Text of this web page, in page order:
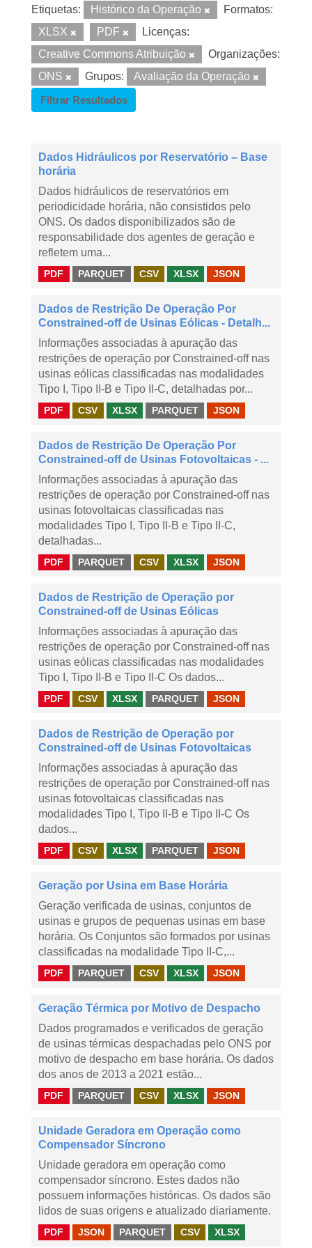
Etiquetas: Histórico da Operação
Formatos:
XLSX
PDF
Licenças:
Creative Commons Atribuição
Organizações:
ONS
Grupos:
Avaliação da Operação
Filtrar Resultados
Dados Hidráulicos por Reservatório – Base
horária
Dados hidráulicos de reservatórios em
periodicidade horária, não consistidos pelo
ONS. Os dados disponibilizados são de
responsabilidade dos agentes de geração e
refletem uma...
PDF PARQUET CSV XLSX JSON
Dados de Restrição De Operação Por
Constrained-off de Usinas Eólicas - Detalh...
Informações associadas à apuração das
restrições de operação por Constrained-off nas
usinas eólicas classificadas nas modalidades
Tipo I, Tipo II-B e Tipo II-C, detalhadas por...
PDF CSV XLSX PARQUET JSON
Dados de Restrição De Operação Por
Constrained-off de Usinas Fotovoltaicas - ...
Informações associadas à apuração das
restrições de operação por Constrained-off nas
usinas fotovoltaicas classificadas nas
modalidades Tipo I, Tipo II-B e Tipo II-C,
detalhadas...
PDF PARQUET CSV XLSX JSON
Dados de Restrição de Operação por
Constrained-off de Usinas Eólicas
Informações associadas à apuração das
restrições de operação por Constrained-off nas
usinas eólicas classificadas nas modalidades
Tipo I, Tipo II-B e Tipo II-C Os dados...
PDF CSV XLSX PARQUET JSON
Dados de Restrição de Operação por
Constrained-off de Usinas Fotovoltaicas
Informações associadas à apuração das
restrições de operação por Constrained-off nas
usinas fotovoltaicas classificadas nas
modalidades Tipo I, Tipo II-B e Tipo II-C Os
dados...
PDF CSV XLSX PARQUET JSON
Geração por Usina em Base Horária
Geração verificada de usinas, conjuntos de
usinas e grupos de pequenas usinas em base
horária. Os Conjuntos são formados por usinas
classificadas na modalidade Tipo II-C,...
PDF PARQUET CSV XLSX JSON
Geração Térmica por Motivo de Despacho
Dados programados e verificados de geração
de usinas térmicas despachadas pelo ONS por
motivo de despacho em base horária. Os dados
dos anos de 2013 a 2021 estão...
PDF PARQUET CSV XLSX JSON
Unidade Geradora em Operação como
Compensador Síncrono
Unidade geradora em operação como
compensador síncrono. Estes dados não
possuem informações históricas. Os dados são
lidos de suas origens e atualizado diariamente.
PDF JSON PARQUET CSV XLSX